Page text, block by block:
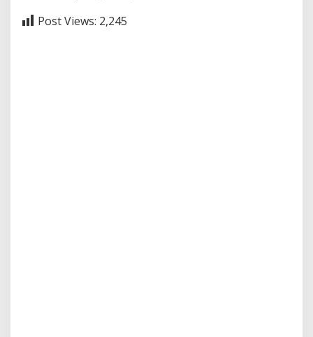
Post Views: 2,245